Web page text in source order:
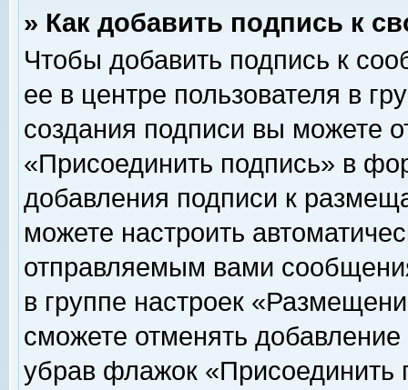
» Как добавить подпись к
Чтобы добавить подпись к
ее в центре пользователя в
создания подписи вы можете
«Присоединить подпись» в
добавления подписи к
можете настроить
отправляемым вами
в группе настроек
сможете отменять
убрав флажок «Присоединить